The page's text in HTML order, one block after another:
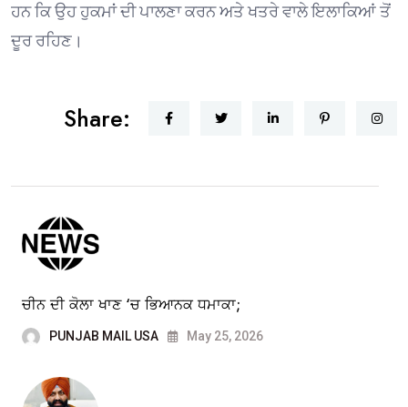
ਹਨ ਕਿ ਉਹ ਹੁਕਮਾਂ ਦੀ ਪਾਲਣਾ ਕਰਨ ਅਤੇ ਖਤਰੇ ਵਾਲੇ ਇਲਾਕਿਆਂ ਤੋਂ
ਦੂਰ ਰਹਿਣ।
Share:
ਚੀਨ ਦੀ ਕੋਲਾ ਖਾਣ ‘ਚ ਭਿਆਨਕ ਧਮਾਕਾ;
PUNJAB MAIL USA May 25, 2026